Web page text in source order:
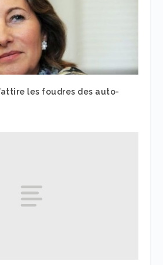
les foudres des auto-